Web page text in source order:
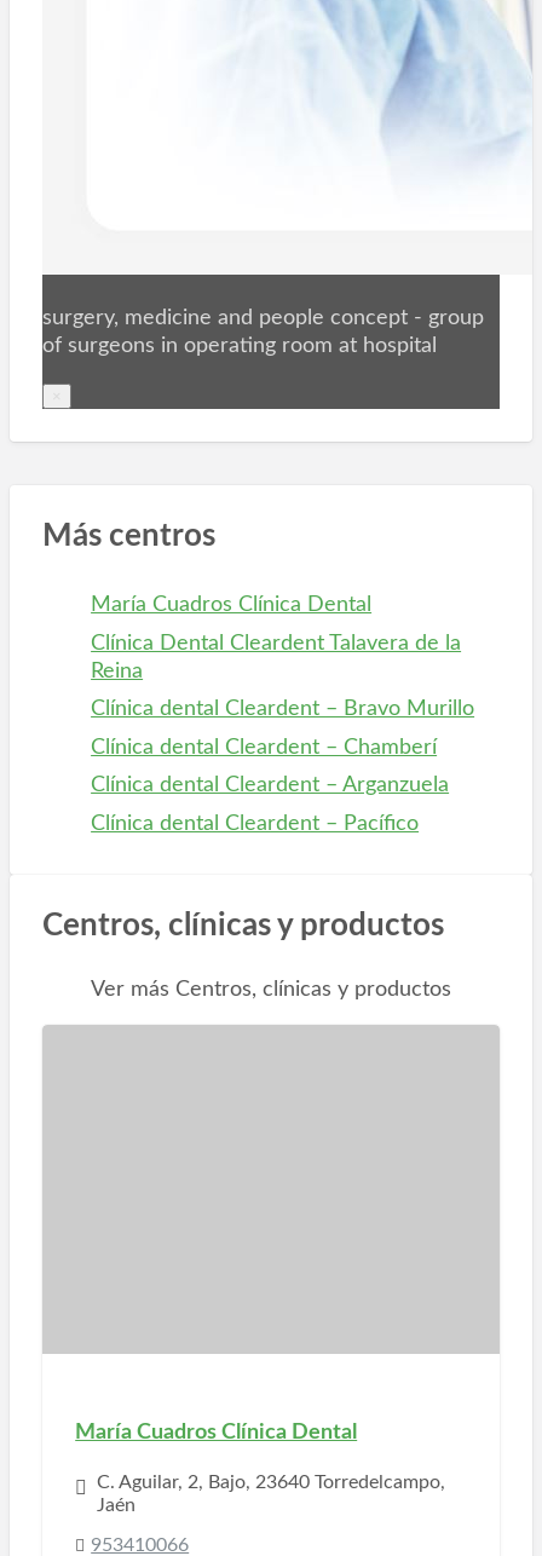
surgery, medicine and people concept - group
of surgeons in operating room at hospital
Más centros
María Cuadros Clínica Dental
Clínica Dental Cleardent Talavera de la
Reina
Clínica dental Cleardent – Bravo Murillo
Clínica dental Cleardent – Chamberí
Clínica dental Cleardent – Arganzuela
Clínica dental Cleardent – Pacífico
Centros, clínicas y productos
Ver más Centros, clínicas y productos
María Cuadros Clínica Dental
C. Aguilar, 2, Bajo, 23640 Torredelcampo,
Jaén
953410066